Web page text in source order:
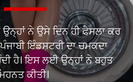
ਨੇ ਉਸੇ ਦਿਨ ਹੀ ਫੈਸਲਾ ਕਰ
ਇੰਡਸਟਰੀ ਦਾ ਚਮਕਦਾ
ਹੈ। ਇਸ ਲਈ ਉਨ੍ਹਾਂ ਨੇ ਬਹੁਤ
ਕੀਤੀ।